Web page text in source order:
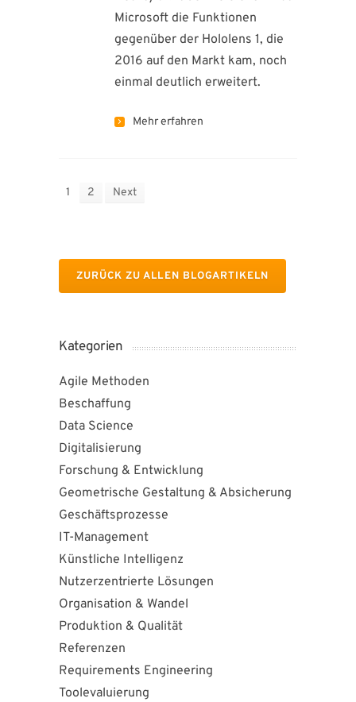
Microsoft die Funktionen
gegenüber der Hololens 1, die
2016 auf den Markt kam, noch
einmal deutlich erweitert.
Mehr erfahren
1 2 Next
ZURÜCK ZU ALLEN BLOGARTIKELN
Kategorien
Agile Methoden
Beschaffung
Data Science
Digitalisierung
Forschung & Entwicklung
Geometrische Gestaltung & Absicherung
Geschäftsprozesse
IT-Management
Künstliche Intelligenz
Nutzerzentrierte Lösungen
Organisation & Wandel
Produktion & Qualität
Referenzen
Requirements Engineering
Toolevaluierung